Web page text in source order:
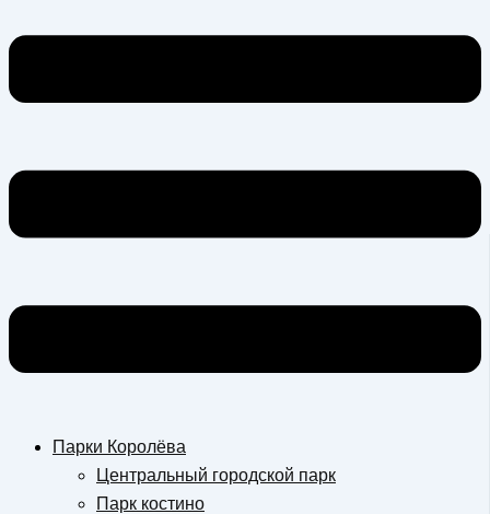
Парки Королёва
Центральный городской парк
Парк костино